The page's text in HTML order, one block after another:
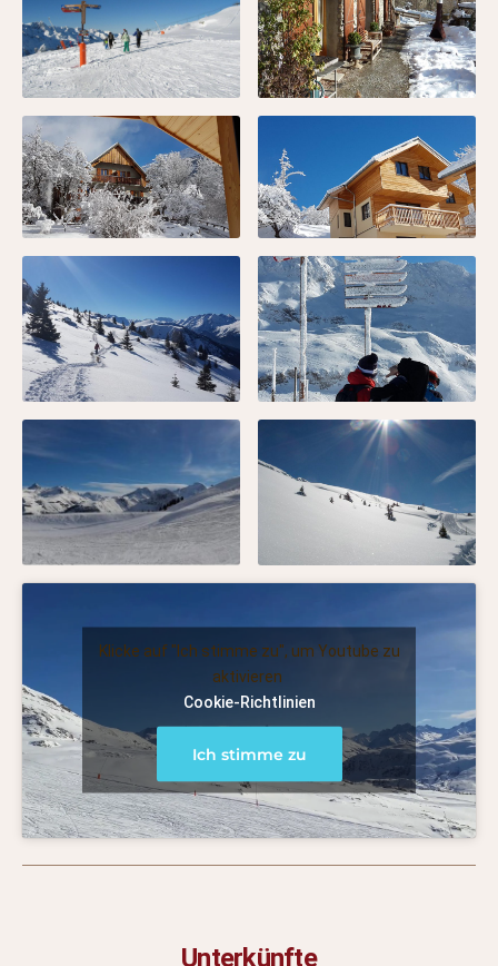
Klicke auf "Ich stimme zu", um Youtube zu
aktivieren
Cookie-Richtlinien
Ich stimme zu
Unterkünfte